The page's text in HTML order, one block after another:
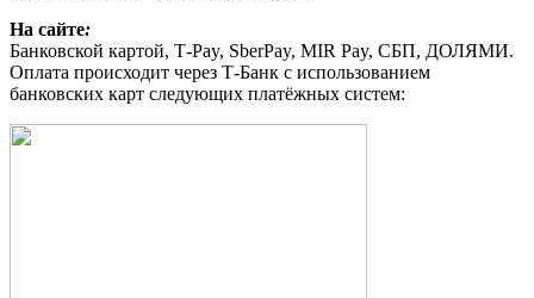
На сайте:
Банковской картой, Т-Pay, SberPay, MIR Pay, СБП, ДОЛЯМИ.
Оплата происходит через Т-Банк с использованием
банковских карт следующих платёжных систем: